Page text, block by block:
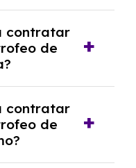
de solvencia
contratar
de
en algunos
de la empresa
contratar
de